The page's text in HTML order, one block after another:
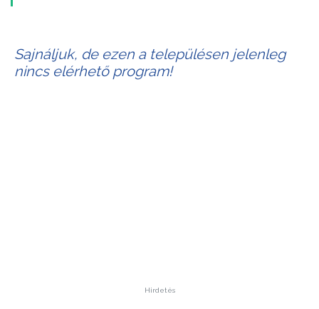
Sajnáljuk, de ezen a településen jelenleg
nincs elérhető program!
Hirdetés